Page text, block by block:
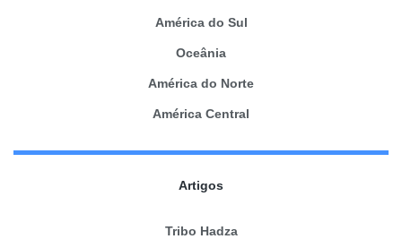
América do Sul
Oceânia
América do Norte
América Central
Artigos
Tribo Hadza